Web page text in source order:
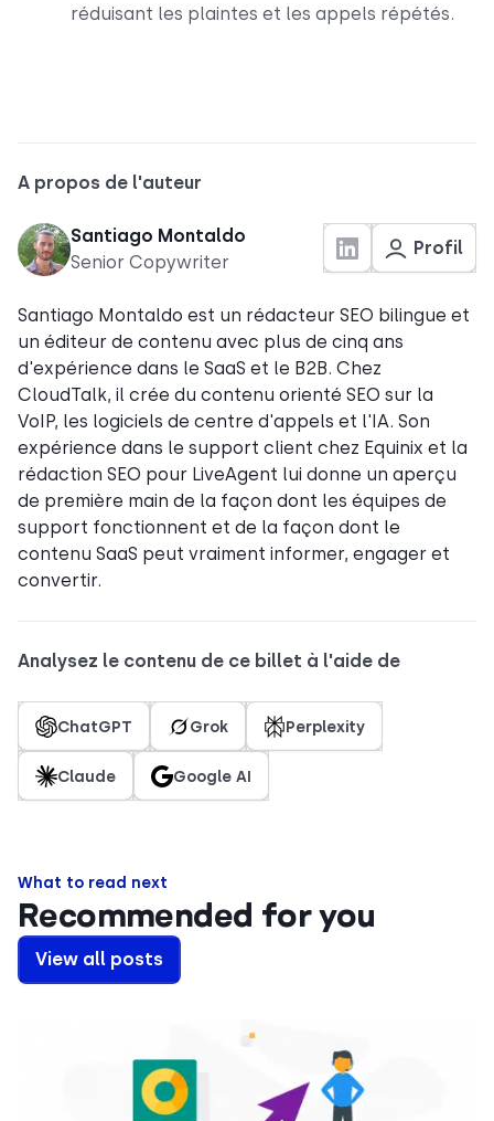
réduisant les plaintes et les appels répétés.
A propos de l'auteur
Santiago Montaldo
Senior Copywriter
Profil
Santiago Montaldo est un rédacteur SEO bilingue et
un éditeur de contenu avec plus de cinq ans
d'expérience dans le SaaS et le B2B. Chez
CloudTalk, il crée du contenu orienté SEO sur la
VoIP, les logiciels de centre d'appels et l'IA. Son
expérience dans le support client chez Equinix et la
rédaction SEO pour LiveAgent lui donne un aperçu
de première main de la façon dont les équipes de
support fonctionnent et de la façon dont le
contenu SaaS peut vraiment informer, engager et
convertir.
Analysez le contenu de ce billet à l'aide de
ChatGPT Grok Perplexity
Claude Google AI
What to read next
Recommended for you
View all posts